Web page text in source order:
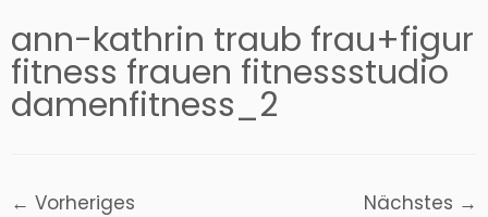
ann-kathrin traub frau+figur
fitness frauen fitnessstudio
damenfitness_2
← Vorheriges Nächstes →